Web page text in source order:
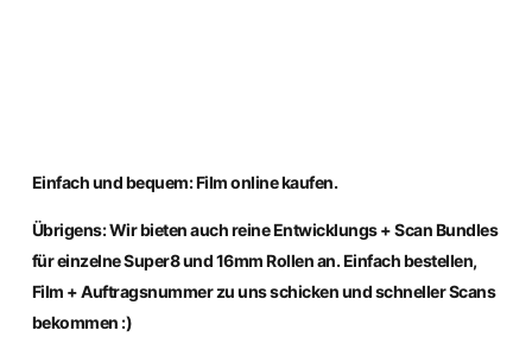
Einfach und bequem: Film online kaufen.
Übrigens: Wir bieten auch reine Entwicklungs + Scan Bundles
für einzelne Super8 und 16mm Rollen an. Einfach bestellen,
Film + Auftragsnummer zu uns schicken und schneller Scans
bekommen :)